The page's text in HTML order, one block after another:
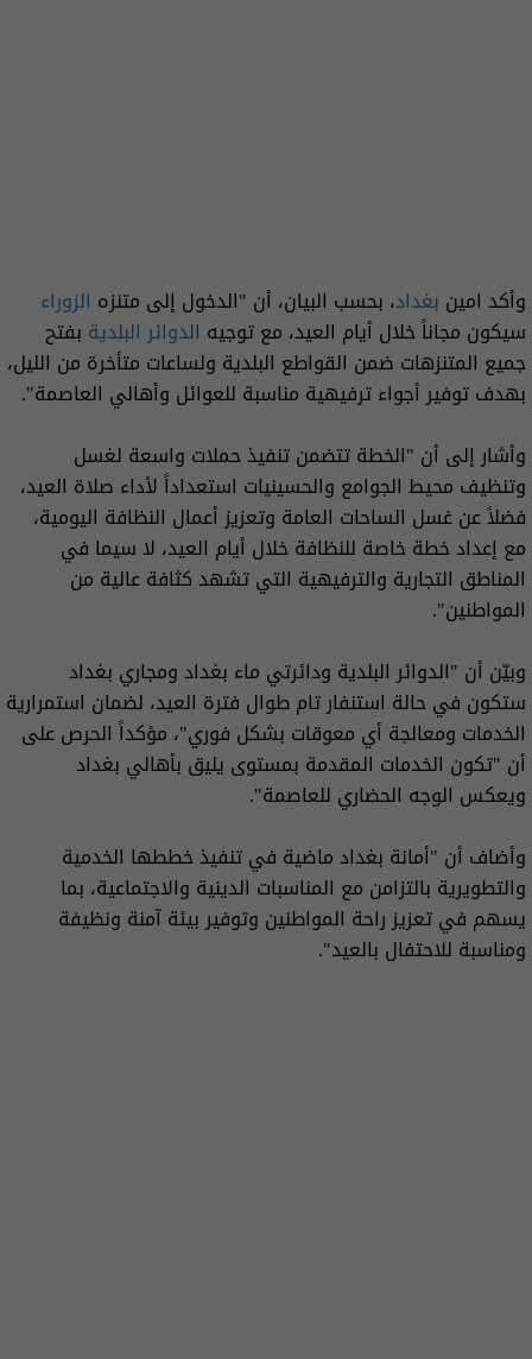
وأكد امين بغداد، بحسب البيان، أن "الدخول إلى متنزه الزوراء
سيكون مجاناً خلال أيام العيد، مع توجيه الدوائر البلدية بفتح
جميع المتنزهات ضمن القواطع البلدية ولساعات متأخرة من الليل،
بهدف توفير أجواء ترفيهية مناسبة للعوائل وأهالي العاصمة".
وأشار إلى أن "الخطة تتضمن تنفيذ حملات واسعة لغسل
وتنظيف محيط الجوامع والحسينيات استعداداً لأداء صلاة العيد،
فضلاً عن غسل الساحات العامة وتعزيز أعمال النظافة اليومية،
مع إعداد خطة خاصة للنظافة خلال أيام العيد، لا سيما في
المناطق التجارية والترفيهية التي تشهد كثافة عالية من
المواطنين".
وبيّن أن "الدوائر البلدية ودائرتي ماء بغداد ومجاري بغداد
ستكون في حالة استنفار تام طوال فترة العيد، لضمان استمرارية
الخدمات ومعالجة أي معوقات بشكل فوري"، مؤكداً الحرص على
أن "تكون الخدمات المقدمة بمستوى يليق بأهالي بغداد
ويعكس الوجه الحضاري للعاصمة".
وأضاف أن "أمانة بغداد ماضية في تنفيذ خططها الخدمية
والتطويرية بالتزامن مع المناسبات الدينية والاجتماعية، بما
يسهم في تعزيز راحة المواطنين وتوفير بيئة آمنة ونظيفة
ومناسبة للاحتفال بالعيد".